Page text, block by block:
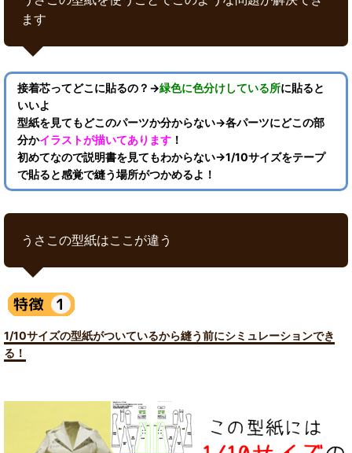
ます
接着芯ってどこに貼るの？→緑色に色分けしている所に貼ると
いいよ
型紙を見てもどこのパーツか分からない→各パーツにどこの部
分かイラストが描いてあります ！
初めてなので説明書を見てもわからない→1/10サイズをテープ
で貼ると感覚で縫う場所がつかめるよ！
うさこの型紙はここが違う
1/10サイズの型紙がついているから縫う前にシミュレーションでき
る！